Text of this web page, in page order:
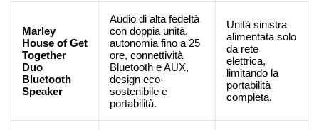
Marley
House of Get
Together
Duo
Bluetooth
Speaker
Audio di alta fedeltà
con doppia unità,
autonomia fino a 25
ore, connettività
Bluetooth e AUX,
design eco-
sostenibile e
portabilità.
Unità sinistra
alimentata solo
da rete
elettrica,
limitando la
portabilità
completa.